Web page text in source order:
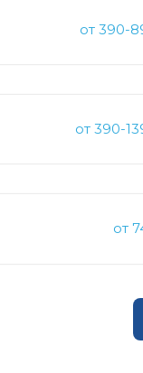
от390-
от390-
от